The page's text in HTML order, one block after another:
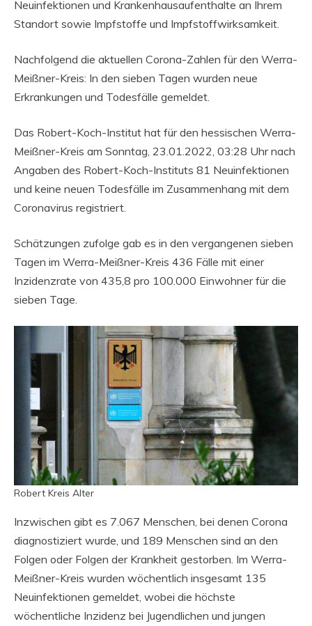
Neuinfektionen und Krankenhausaufenthalte an Ihrem
Standort sowie Impfstoffe und Impfstoffwirksamkeit.
Nachfolgend die aktuellen Corona-Zahlen für den Werra-
Meißner-Kreis: In den sieben Tagen wurden neue
Erkrankungen und Todesfälle gemeldet.
Das Robert-Koch-Institut hat für den hessischen Werra-
Meißner-Kreis am Sonntag, 23.01.2022, 03:28 Uhr nach
Angaben des Robert-Koch-Instituts 81 Neuinfektionen
und keine neuen Todesfälle im Zusammenhang mit dem
Coronavirus registriert.
Schätzungen zufolge gab es in den vergangenen sieben
Tagen im Werra-Meißner-Kreis 436 Fälle mit einer
Inzidenzrate von 435,8 pro 100.000 Einwohner für die
sieben Tage.
Robert Kreis Alter
Inzwischen gibt es 7.067 Menschen, bei denen Corona
diagnostiziert wurde, und 189 Menschen sind an den
Folgen oder Folgen der Krankheit gestorben. Im Werra-
Meißner-Kreis wurden wöchentlich insgesamt 135
Neuinfektionen gemeldet, wobei die höchste
wöchentliche Inzidenz bei Jugendlichen und jungen